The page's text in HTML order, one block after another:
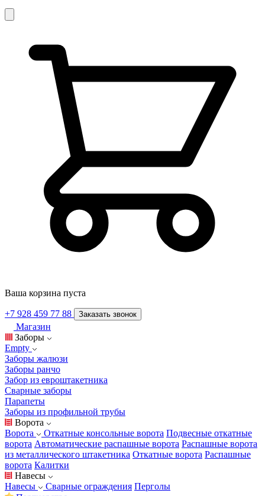
Ваша корзина пуста
+7 928 459 77 88 Заказать звонок
Магазин
Заборы
Empty
Заборы жалюзи
Заборы ранчо
Забор из евроштакетника
Сварные заборы
Парапеты
Заборы из профильной трубы
Ворота
Ворота
Откатные консольные ворота Подвесные откатные
ворота Автоматические распашные ворота Распашные ворота
из металлического штакетника Откатные ворота Распашные
ворота Калитки
Навесы
Навесы
Сварные ограждения Перголы